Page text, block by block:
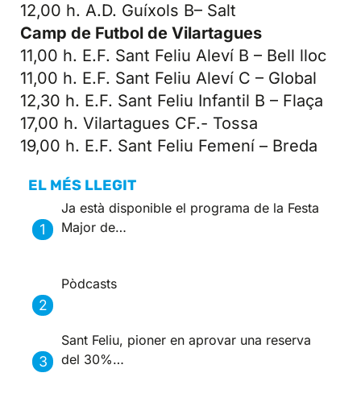
12,00 h. A.D. Guíxols B– Salt
Camp de Futbol de Vilartagues
11,00 h. E.F. Sant Feliu Aleví B – Bell lloc
11,00 h. E.F. Sant Feliu Aleví C – Global
12,30 h. E.F. Sant Feliu Infantil B – Flaça
17,00 h. Vilartagues CF.- Tossa
19,00 h. E.F. Sant Feliu Femení – Breda
EL MÉS LLEGIT
Ja està disponible el programa de la Festa
Major de…
Pòdcasts
Sant Feliu, pioner en aprovar una reserva
del 30%…